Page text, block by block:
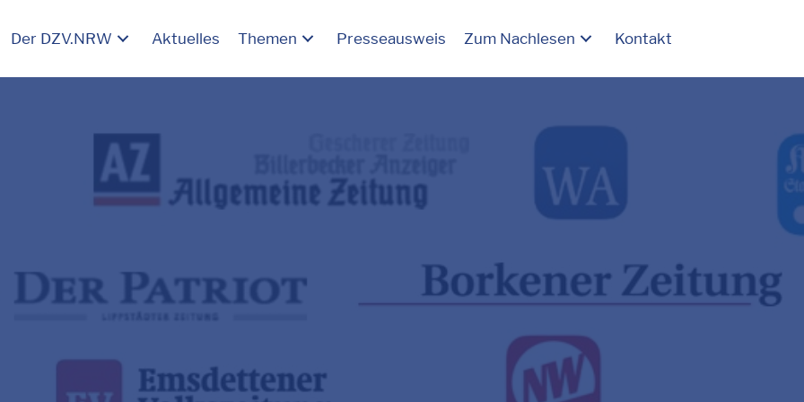
Der DZV.NRW Aktuelles Themen Presseausweis Zum Nachlesen Kontakt